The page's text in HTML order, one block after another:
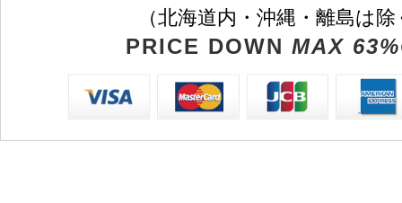
（北海道内・沖縄・離島は
PRICE DOWN MAX